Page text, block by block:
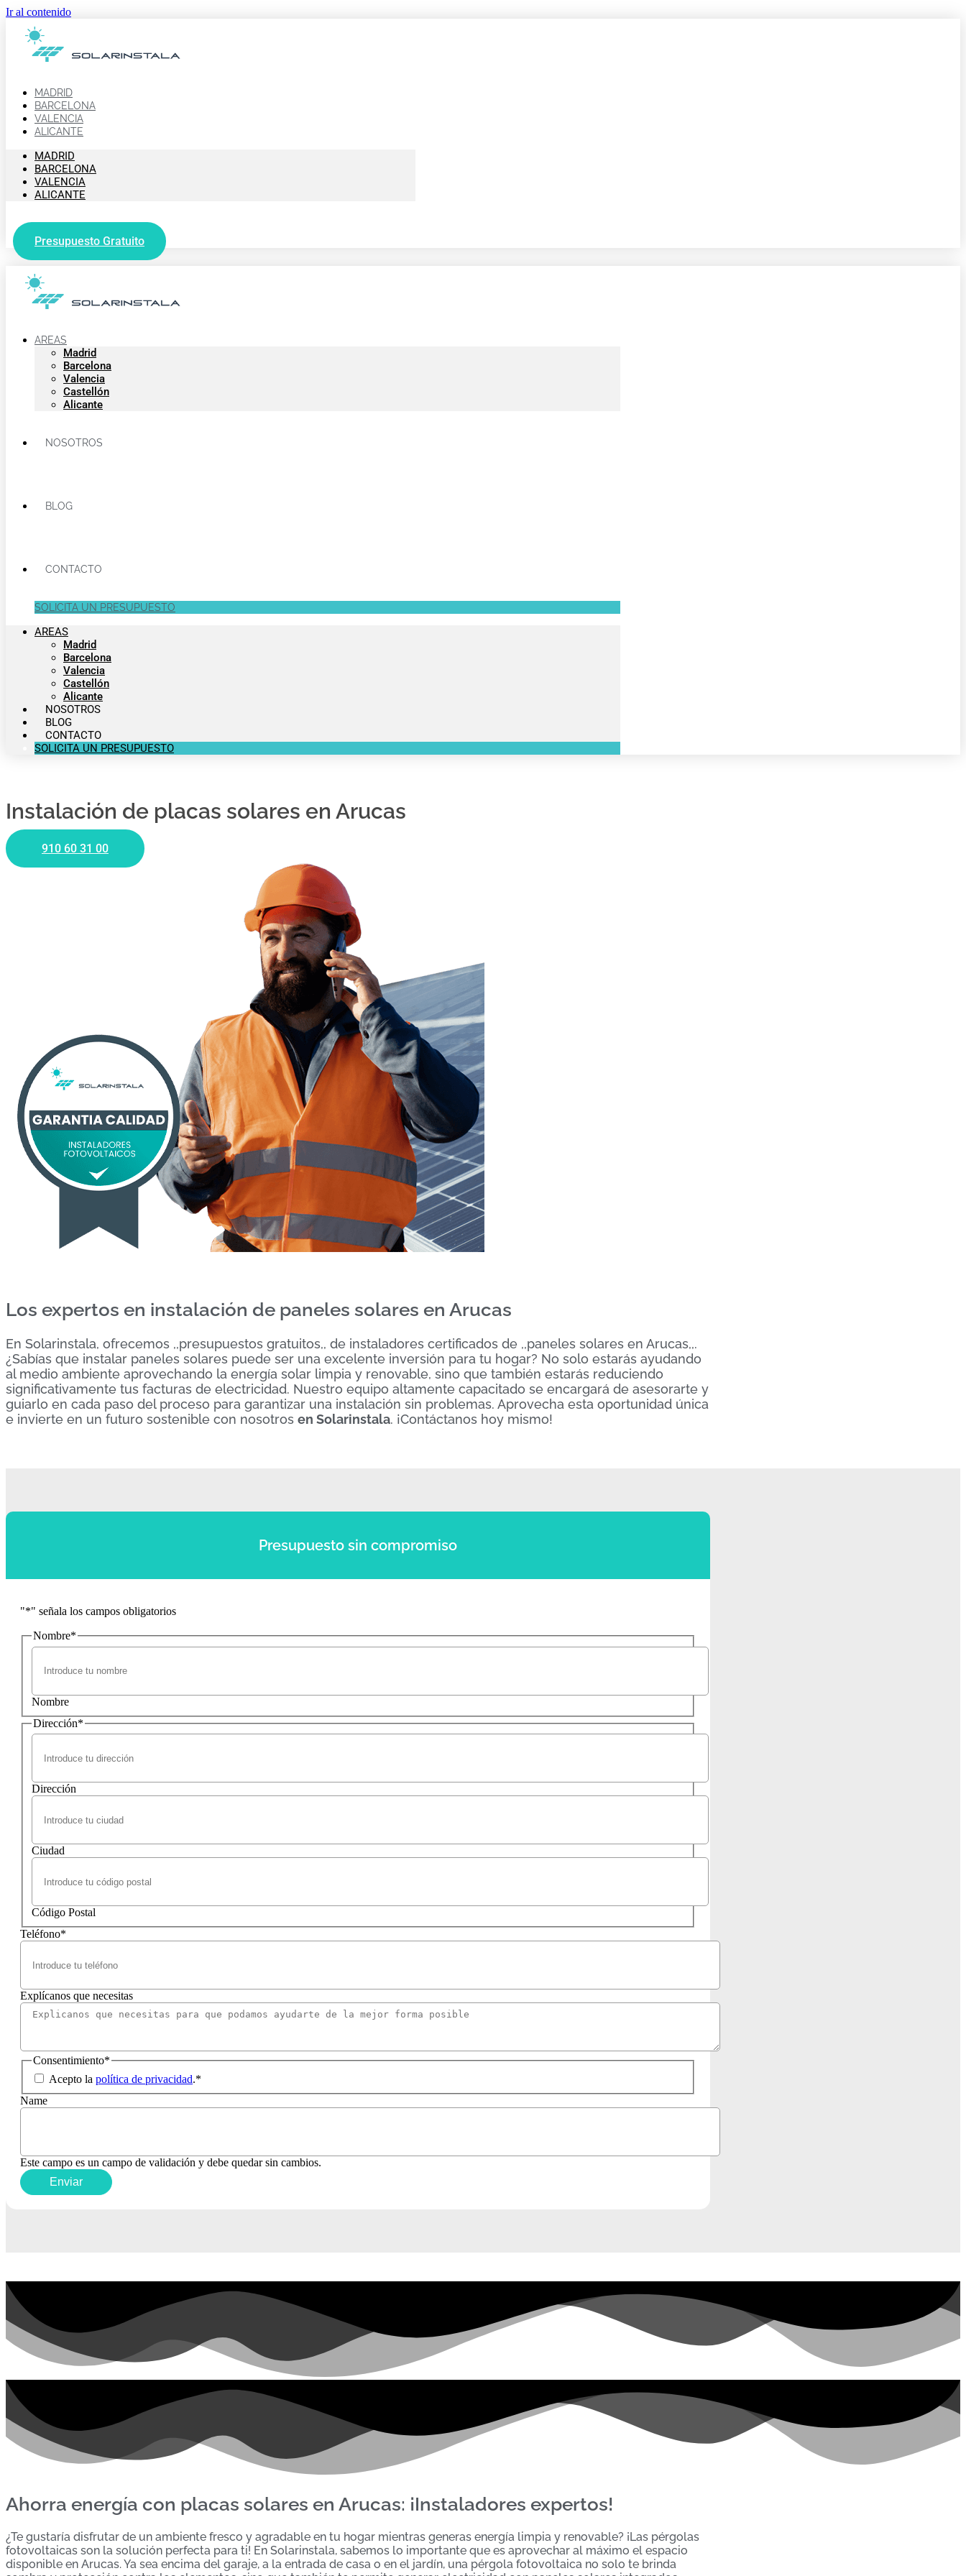
Ir al contenido
MADRID
BARCELONA
VALENCIA
ALICANTE
MADRID
BARCELONA
VALENCIA
ALICANTE
Presupuesto Gratuito
AREAS
Madrid
Barcelona
Valencia
Castellón
Alicante
NOSOTROS
BLOG
CONTACTO
SOLICITA UN PRESUPUESTO
AREAS
Madrid
Barcelona
Valencia
Castellón
Alicante
NOSOTROS
BLOG
CONTACTO
SOLICITA UN PRESUPUESTO
Instalación de placas solares en Arucas
910 60 31 00
Los expertos en instalación de paneles solares en Arucas
En Solarinstala, ofrecemos ,,presupuestos gratuitos,, de instaladores certificados de ,,paneles solares en Arucas,,.
¿Sabías que instalar paneles solares puede ser una excelente inversión para tu hogar? No solo estarás ayudando
al medio ambiente aprovechando la energía solar limpia y renovable, sino que también estarás reduciendo
significativamente tus facturas de electricidad. Nuestro equipo altamente capacitado se encargará de asesorarte y
guiarlo en cada paso del proceso para garantizar una instalación sin problemas. Aprovecha esta oportunidad única
e invierte en un futuro sostenible con nosotros en Solarinstala. ¡Contáctanos hoy mismo!
Presupuesto sin compromiso
"*" señala los campos obligatorios
Nombre*
Nombre
Dirección*
Dirección
Ciudad
Código Postal
Teléfono*
Explícanos que necesitas
Consentimiento*
Acepto la política de privacidad.*
Name
Este campo es un campo de validación y debe quedar sin cambios.
Ahorra energía con placas solares en Arucas: ¡Instaladores expertos!
¿Te gustaría disfrutar de un ambiente fresco y agradable en tu hogar mientras generas energía limpia y renovable? ¡Las pérgolas
fotovoltaicas son la solución perfecta para ti! En Solarinstala, sabemos lo importante que es aprovechar al máximo el espacio
disponible en Arucas. Ya sea encima del garaje, a la entrada de casa o en el jardín, una pérgola fotovoltaica no solo te brinda